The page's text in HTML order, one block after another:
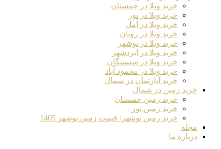
خرید ویلا در چمستان
خرید ویلا در نور
خرید ویلا در آمل
خرید ویلا در رویان
خرید ویلا در نوشهر
خرید ویلا در ایزدشهر
خرید ویلا در سیسنگان
خرید ویلا در محمود آباد
خرید آپارتمان در شمال
خرید زمین در شمال
خرید زمین چمستان
خرید زمین نور
خرید زمین نوشهر: قیمت زمین نوشهر 1405
مجله
درباره ما